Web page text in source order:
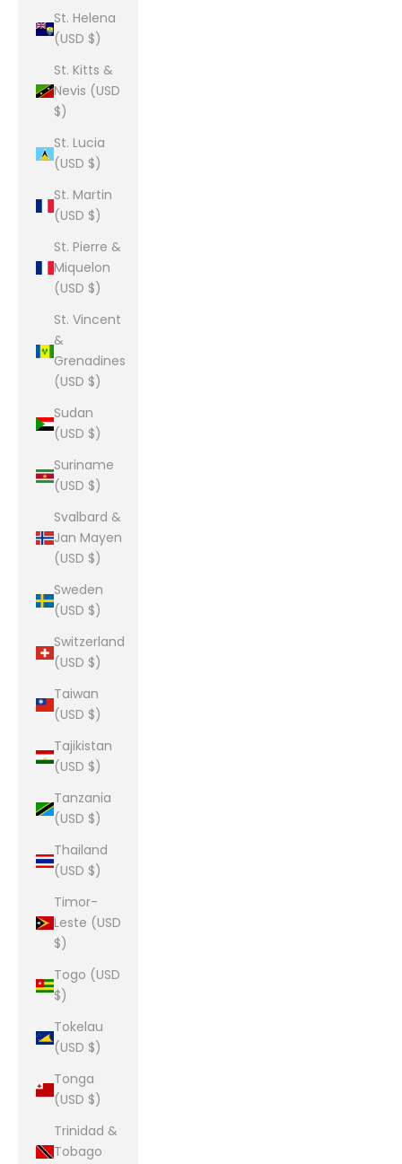
St. Helena
(USD $)
St. Kitts &
Nevis (USD
$)
St. Lucia
(USD $)
St. Martin
(USD $)
St. Pierre &
Miquelon
(USD $)
St. Vincent
&
Grenadines
(USD $)
Sudan
(USD $)
Suriname
(USD $)
Svalbard &
Jan Mayen
(USD $)
Sweden
(USD $)
Switzerland
(USD $)
Taiwan
(USD $)
Tajikistan
(USD $)
Tanzania
(USD $)
Thailand
(USD $)
Timor-
Leste (USD
$)
Togo (USD
$)
Tokelau
(USD $)
Tonga
(USD $)
Trinidad &
Tobago